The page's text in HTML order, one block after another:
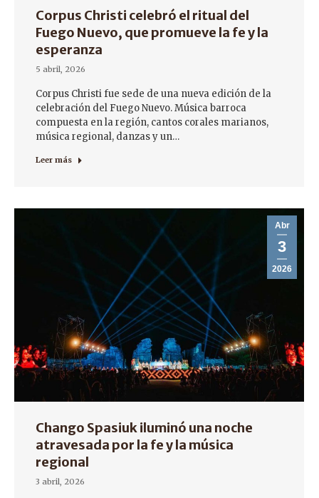
Corpus Christi celebró el ritual del
Fuego Nuevo, que promueve la fe y la
esperanza
5 abril, 2026
Corpus Christi fue sede de una nueva edición de la
celebración del Fuego Nuevo. Música barroca
compuesta en la región, cantos corales marianos,
música regional, danzas y un…
Leer más
Abr
3
2026
Chango Spasiuk iluminó una noche
atravesada por la fe y la música
regional
3 abril, 2026